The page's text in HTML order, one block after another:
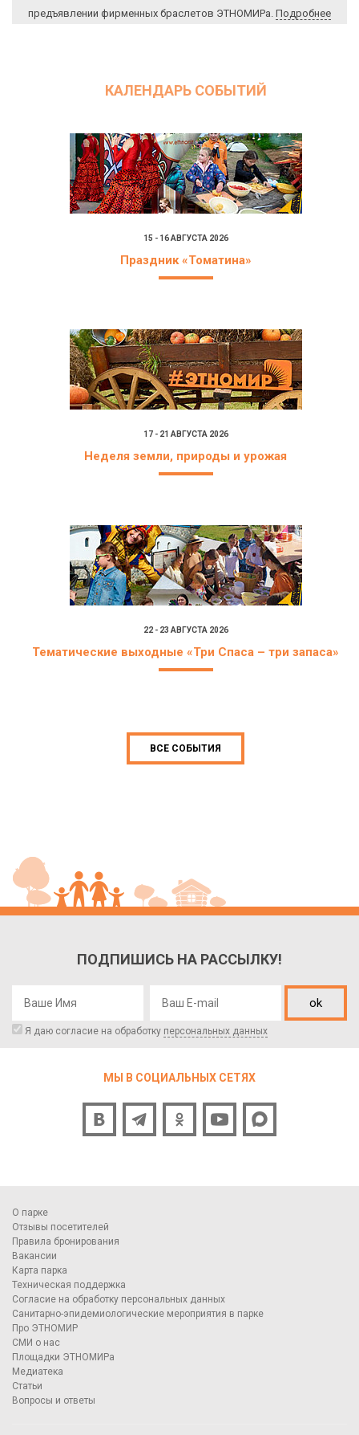
предъявлении фирменных браслетов ЭТНОМИРа. Подробнее
КАЛЕНДАРЬ СОБЫТИЙ
15 - 16 АВГУСТА 2026
Праздник «Томатина»
17 - 21 АВГУСТА 2026
Неделя земли, природы и урожая
22 - 23 АВГУСТА 2026
Тематические выходные «Три Спаса – три запаса»
ВСЕ СОБЫТИЯ
ПОДПИШИСЬ НА РАССЫЛКУ!
ok
Я даю согласие на обработку персональных данных
МЫ В СОЦИАЛЬНЫХ СЕТЯХ
О парке
Отзывы посетителей
Правила бронирования
Вакансии
Карта парка
Техническая поддержка
Согласие на обработку персональных данных
Санитарно-эпидемиологические мероприятия в парке
Про ЭТНОМИР
СМИ о нас
Площадки ЭТНОМИРа
Медиатека
Статьи
Вопросы и ответы